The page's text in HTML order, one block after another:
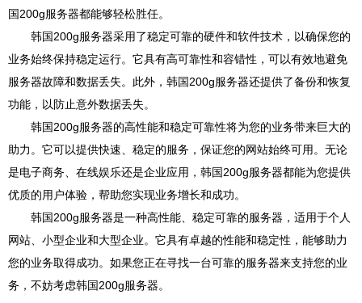
国200g服务器都能够轻松胜任。
韩国200g服务器采用了稳定可靠的硬件和软件技术，以确保您的
业务始终保持稳定运行。它具有高可靠性和容错性，可以有效地避免
服务器故障和数据丢失。此外，韩国200g服务器还提供了备份和恢复
功能，以防止意外数据丢失。
韩国200g服务器的高性能和稳定可靠性将为您的业务带来巨大的
助力。它可以提供快速、稳定的服务，保证您的网站始终可用。无论
是电子商务、在线娱乐还是企业应用，韩国200g服务器都能为您提供
优质的用户体验，帮助您实现业务增长和成功。
韩国200g服务器是一种高性能、稳定可靠的服务器，适用于个人
网站、小型企业和大型企业。它具有卓越的性能和稳定性，能够助力
您的业务取得成功。如果您正在寻找一台可靠的服务器来支持您的业
务，不妨考虑韩国200g服务器。